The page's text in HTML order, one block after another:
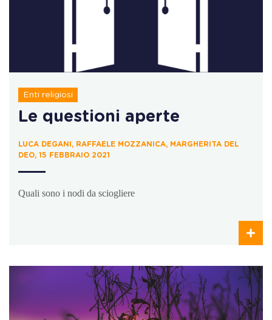
Enti religiosi
Le questioni aperte
LUCA DEGANI, RAFFAELE MOZZANICA, MARGHERITA DEL
DEO, 15 FEBBRAIO 2021
Quali sono i nodi da sciogliere